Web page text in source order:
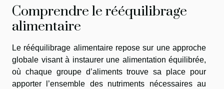
Comprendre le rééquilibrage
alimentaire
Le rééquilibrage alimentaire repose sur une approche
globale visant à instaurer une alimentation équilibrée,
où chaque groupe d’aliments trouve sa place pour
apporter l’ensemble des nutriments nécessaires au